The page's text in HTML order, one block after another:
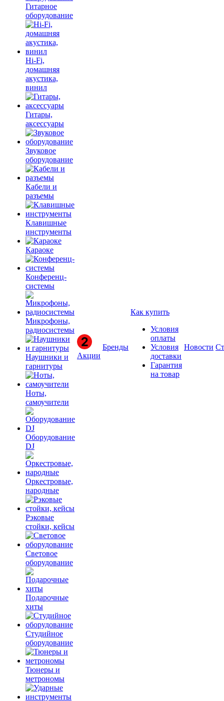
Гитарное
оборудование
Hi-Fi,
домашняя
акустика,
винил
Гитары,
аксессуары
Звуковое
оборудование
Кабели и
разъемы
Клавишные
инструменты
Караоке
Конференц-
системы
Микрофоны,
радиосистемы
Наушники и
гарнитуры
Ноты,
самоучители
Оборудование
DJ
Оркестровые,
народные
Рэковые
стойки, кейсы
Световое
оборудование
Подарочные
хиты
Студийное
оборудование
Тюнеры и
метрономы
Акции
Бренды
Как купить
Условия
оплаты
Условия
доставки
Гарантия
на товар
Новости